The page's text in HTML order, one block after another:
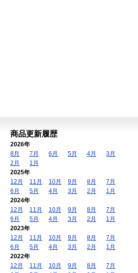
商品更新履歴
2026年
8月
7月 6月 5月 4月
3月
2月
1月
2025年
12月
11月 10月 9月 8月
7月
6月
5月 4月 3月 2月
1月
2024年
12月
11月 10月 9月 8月
7月
6月
5月 4月 3月 2月
1月
2023年
12月
11月 10月 9月 8月
7月
6月
5月 4月 3月 2月
1月
2022年
12月
11月 10月 9月 8月
7月